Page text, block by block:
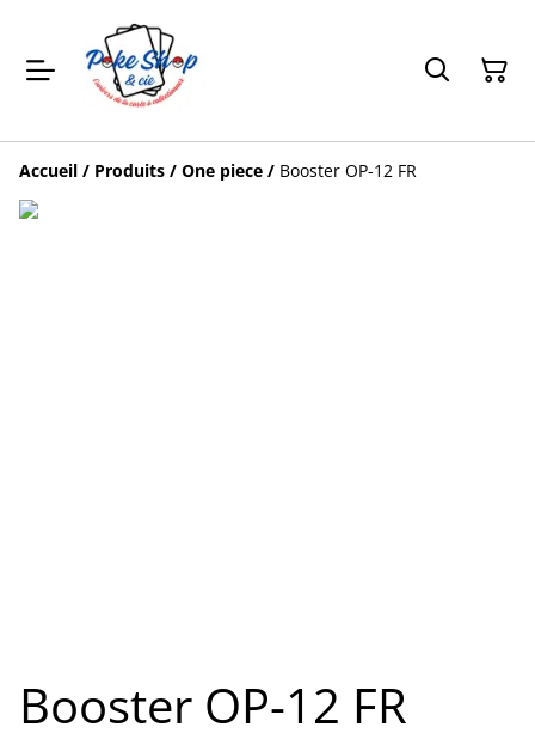
Accueil / Produits / One piece / Booster OP-12 FR
Booster OP-12 FR